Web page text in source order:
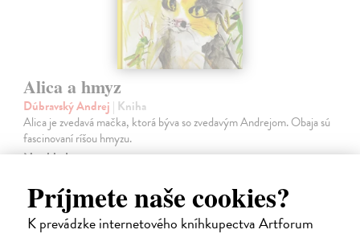
Príjmete naše cookies?
K prevádzke internetového kníhkupectva Artforum
Alica a hmyz
Dúbravský Andrej | Kniha
Alica je zvedavá mačka, ktorá býva so zvedavým Andrejom. Obaja sú
fascinovaní ríšou hmyzu.
Na sklade
28,03 €
28,90 € ?